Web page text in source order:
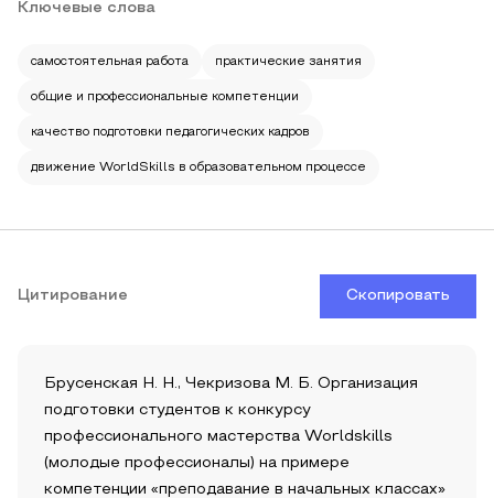
Ключевые слова
самостоятельная работа практические занятия
общие и профессиональные компетенции
качество подготовки педагогических кадров
движение WorldSkills в образовательном процессе
Цитирование Скопировать
Брусенская Н. Н., Чекризова М. Б. Организация
подготовки студентов к конкурсу
профессионального мастерства Worldskills
(молодые профессионалы) на примере
компетенции «преподавание в начальных классах»